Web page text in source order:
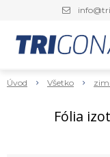
Úvod Všetko
Fólia